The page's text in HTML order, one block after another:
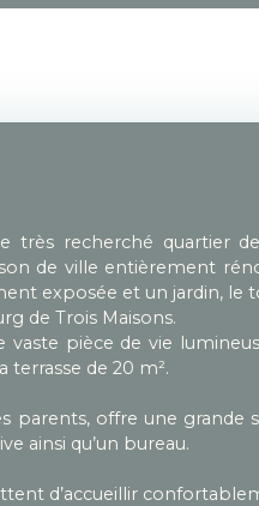
très recherché quartier
de ville entièrement
exposée et un jardin, le
de Trois Maisons.
vaste pièce de vie
terrasse de 20 m².
parents, offre une grande
ainsi qu’un bureau.
d’accueillir